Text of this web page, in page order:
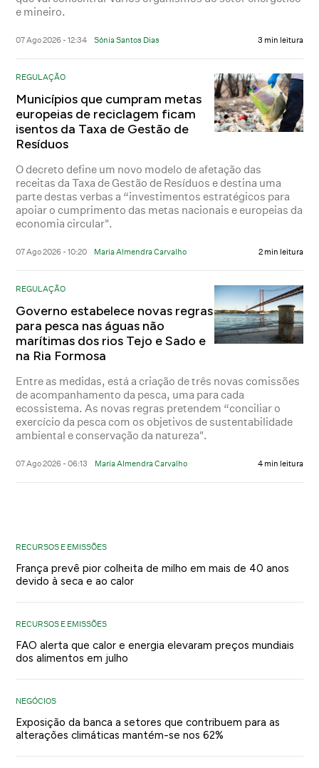
e mineiro.
07 Ago 2026 - 12:34 Sónia Santos Dias 3 min leitura
REGULAÇÃO
Municípios que cumpram metas
europeias de reciclagem ficam
isentos da Taxa de Gestão de
Resíduos
O decreto define um novo modelo de afetação das
receitas da Taxa de Gestão de Resíduos e destina uma
parte destas verbas a “investimentos estratégicos para
apoiar o cumprimento das metas nacionais e europeias da
economia circular".
07 Ago 2026 - 10:20 Maria Almendra Carvalho 2 min leitura
REGULAÇÃO
Governo estabelece novas regras
para pesca nas águas não
marítimas dos rios Tejo e Sado e
na Ria Formosa
Entre as medidas, está a criação de três novas comissões
de acompanhamento da pesca, uma para cada
ecossistema. As novas regras pretendem “conciliar o
exercício da pesca com os objetivos de sustentabilidade
ambiental e conservação da natureza".
07 Ago 2026 - 06:13 Maria Almendra Carvalho 4 min leitura
RECURSOS E EMISSÕES
França prevê pior colheita de milho em mais de 40 anos
devido à seca e ao calor
RECURSOS E EMISSÕES
FAO alerta que calor e energia elevaram preços mundiais
dos alimentos em julho
NEGÓCIOS
Exposição da banca a setores que contribuem para as
alterações climáticas mantém-se nos 62%